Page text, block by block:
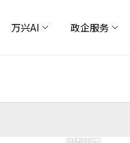
万兴AI 政企服务